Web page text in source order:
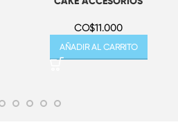
CO$11.000
AÑADIR AL CARRITO